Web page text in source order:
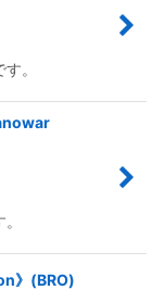
。
》(BRO)